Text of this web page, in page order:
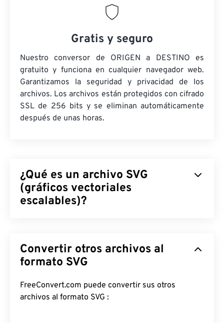
Gratis y seguro
Nuestro conversor de ORIGEN a DESTINO es
gratuito y funciona en cualquier navegador web.
Garantizamos la seguridad y privacidad de los
archivos. Los archivos están protegidos con cifrado
SSL de 256 bits y se eliminan automáticamente
después de unas horas.
¿Qué es un archivo SVG
(gráficos vectoriales
escalables)?
independiente de la resolución. Se basa en el
Lenguaje de Marcado Extensible (
La principal ventaja de usar un archivo SVG es,
como su nombre indica, su escalabilidad. Este tipo
Convertir otros archivos al
formato SVG
FreeConvert.com puede convertir sus otros
archivos al formato SVG :